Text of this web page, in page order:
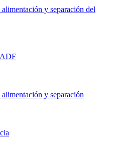
y separación del
ADF
y separación